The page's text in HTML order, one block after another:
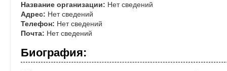
Название организации: Нет сведений
Адрес: Нет сведений
Телефон: Нет сведений
Почта: Нет сведений
Биография: